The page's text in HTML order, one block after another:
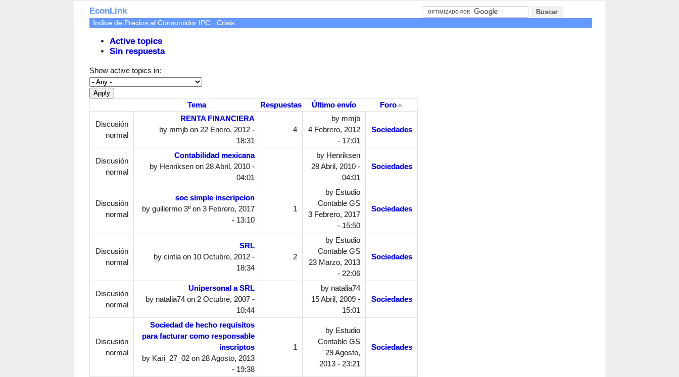
EconLink
Active topics
Sin respuesta
Índice de Precios al Consumidor IPC Crisis
Show active topics in:
Tema Respuestas Último envío Foro
Discusión
normal
RENTA FINANCIERA
by mmjbon 22 Enero, 2012 -
18:31
4
by mmjb
4 Febrero, 2012
- 17:01
Sociedades
Discusión
normal
Contabilidad mexicana
by Henriksenon 28 Abril, 2010 -
04:01
by Henriksen
28 Abril, 2010 -
04:01
Sociedades
Discusión
normal
soc simple inscripcion
by guillermo 3ºon 3 Febrero, 2017
- 13:10
1
by Estudio
Contable GS
3 Febrero, 2017
- 15:50
Sociedades
Discusión
normal
SRL
by cintiaon 10 Octubre, 2012 -
18:34
2
by Estudio
Contable GS
23 Marzo, 2013
- 22:06
Sociedades
Discusión
normal
Unipersonal a SRL
by natalia74on 2 Octubre, 2007 -
10:44
by natalia74
15 Abril, 2009 -
15:01
Sociedades
Discusión
normal
Sociedad de hecho requisitos
para facturar como responsable
inscriptos
by Kari_27_02on 28 Agosto, 2013
- 19:38
1
by Estudio
Contable GS
29 Agosto,
2013 - 23:21
Sociedades